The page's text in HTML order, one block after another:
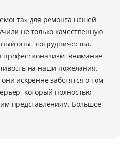
для ремонта нашей
не только качественную
опыт сотрудничества.
профессионализм, внимание
на наши пожелания.
искренне заботятся о том,
который полностью
представлениям. Большое